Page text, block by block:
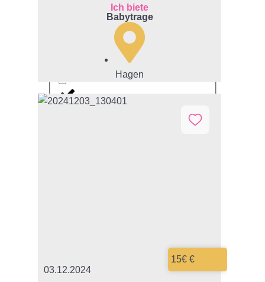
Liegelind
Lupilu
Nici
Ich biete
Babytrage
Hagen
03.12.2024
15€ €